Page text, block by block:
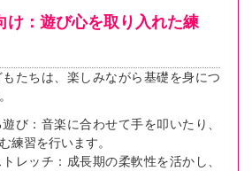
け：遊び心を取り入れた練
たちは、楽しみながら基礎を身につ
び：音楽に合わせて手を叩いたり、
練習を行います。
レッチ：成長期の柔軟性を活かし、